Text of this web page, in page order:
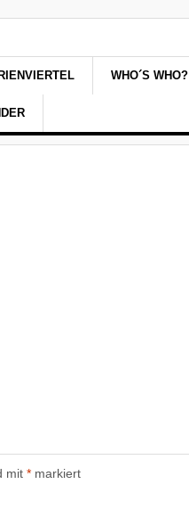
WHO´S WHO?
mit * markiert